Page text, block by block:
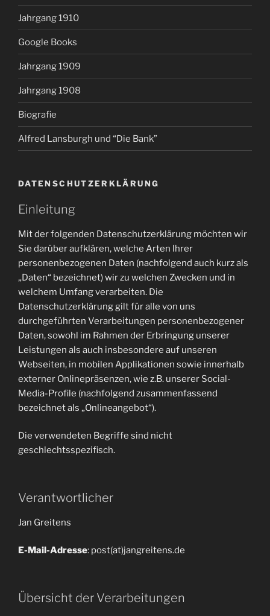
Jahrgang 1910
Google Books
Jahrgang 1909
Jahrgang 1908
Biografie
Alfred Lansburgh und “Die Bank”
DATENSCHUTZERKLÄRUNG
Einleitung
Mit der folgenden Datenschutzerklärung möchten wir
Sie darüber aufklären, welche Arten Ihrer
personenbezogenen Daten (nachfolgend auch kurz als
„Daten“ bezeichnet) wir zu welchen Zwecken und in
welchem Umfang verarbeiten. Die
Datenschutzerklärung gilt für alle von uns
durchgeführten Verarbeitungen personenbezogener
Daten, sowohl im Rahmen der Erbringung unserer
Leistungen als auch insbesondere auf unseren
Webseiten, in mobilen Applikationen sowie innerhalb
externer Onlinepräsenzen, wie z.B. unserer Social-
Media-Profile (nachfolgend zusammenfassend
bezeichnet als „Onlineangebot“).
Die verwendeten Begriffe sind nicht
geschlechtsspezifisch.
Verantwortlicher
Jan Greitens
E-Mail-Adresse: post(at)jangreitens.de
Übersicht der Verarbeitungen